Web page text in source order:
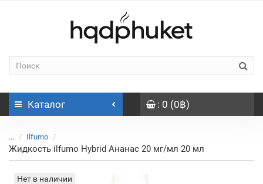
Каталог : 0 (0฿)
... Ilfumo
Жидкость ilfumo Hybrid Ананас 20 мг/мл 20 мл
Нет в наличии